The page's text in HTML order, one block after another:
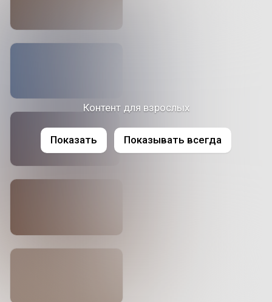
Контент для взрослых
Показать Показывать всегда